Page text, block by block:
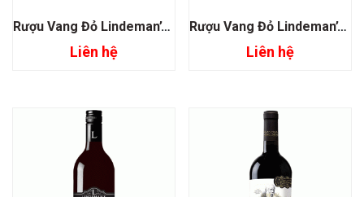
Rượu Vang Đỏ Lindeman’s Bin 40 Merlot
Liên hệ
Rượu Vang Đỏ Lindeman’s Bin 50 Shiraz
Liên hệ